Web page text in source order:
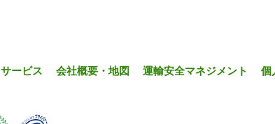
サービス 会社概要・地図 運輸安全マネジメント 個